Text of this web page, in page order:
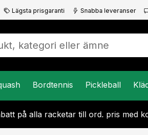
Lägsta prisgaranti Snabba leveranser
Bordtennis Pickleball
på alla racketar till ord. pris med